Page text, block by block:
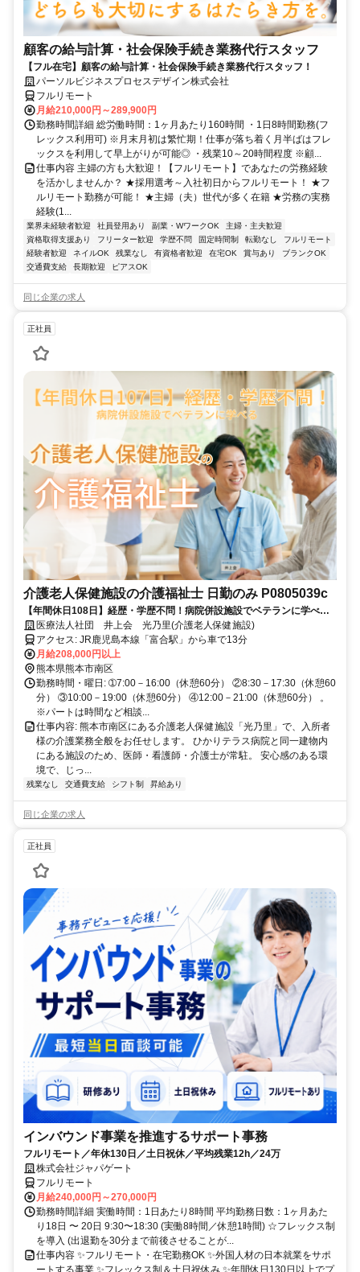
顧客の給与計算・社会保険手続き業務代行スタッフ
【フル在宅】顧客の給与計算・社会保険手続き業務代行スタッフ！
パーソルビジネスプロセスデザイン株式会社
フルリモート
月給210,000円～289,900円
勤務時間詳細 総労働時間：1ヶ月あたり160時間 ・1日8時間勤務(フ
レックス利用可) ※月末月初は繁忙期！仕事が落ち着く月半ばはフレ
ックスを利用して早上がりが可能◎ ・残業10～20時間程度 ※顧...
仕事内容 主婦の方も大歓迎！【フルリモート】であなたの労務経験
を活かしませんか？ ★採用選考～入社初日からフルリモート！ ★フ
ルリモート勤務が可能！ ★主婦（夫）世代が多く在籍 ★労務の実務
経験(1...
業界未経験者歓迎 社員登用あり 副業・WワークOK
主婦・主夫歓迎
資格取得支援あり
フリーター歓迎 学歴不問 固定時間制 転勤なし
フルリモート
経験者歓迎
ネイルOK 残業なし 有資格者歓迎 在宅OK 賞与あり
ブランクOK
交通費支給
長期歓迎 ピアスOK
同じ企業の求人
正社員
介護老人保健施設の介護福祉士 日勤のみ P0805039c
【年間休日108日】経歴・学歴不問！病院併設施設でベテランに学べる
介護福祉士
医療法人社団 井上会 光乃里(介護老人保健施設)
アクセス: JR鹿児島本線「富合駅」から車で13分
月給208,000円以上
熊本県熊本市南区
勤務時間・曜日: ➀7:00－16:00（休憩60分） ②8:30－17:30（休憩60
分） ③10:00－19:00（休憩60分） ④12:00－21:00（休憩60分） 。
※パートは時間など相談...
仕事内容: 熊本市南区にある介護老人保健施設「光乃里」で、入所者
様の介護業務全般をお任せします。 ひかりテラス病院と同一建物内
にある施設のため、医師・看護師・介護士が常駐。 安心感のある環
境で、じっ...
残業なし 交通費支給 シフト制 昇給あり
同じ企業の求人
正社員
インバウンド事業を推進するサポート事務
フルリモート／年休130日／土日祝休／平均残業12h／24万
株式会社ジャパゲート
フルリモート
月給240,000円～270,000円
勤務時間詳細 実働時間：1日あたり8時間 平均勤務日数：1ヶ月あた
り18日 〜 20日 9:30〜18:30 (実働8時間／休憩1時間) ☆フレックス制
を導入 (出退勤を30分まで前後させることが...
仕事内容 ✨フルリモート・在宅勤務OK ✨外国人材の日本就業をサポ